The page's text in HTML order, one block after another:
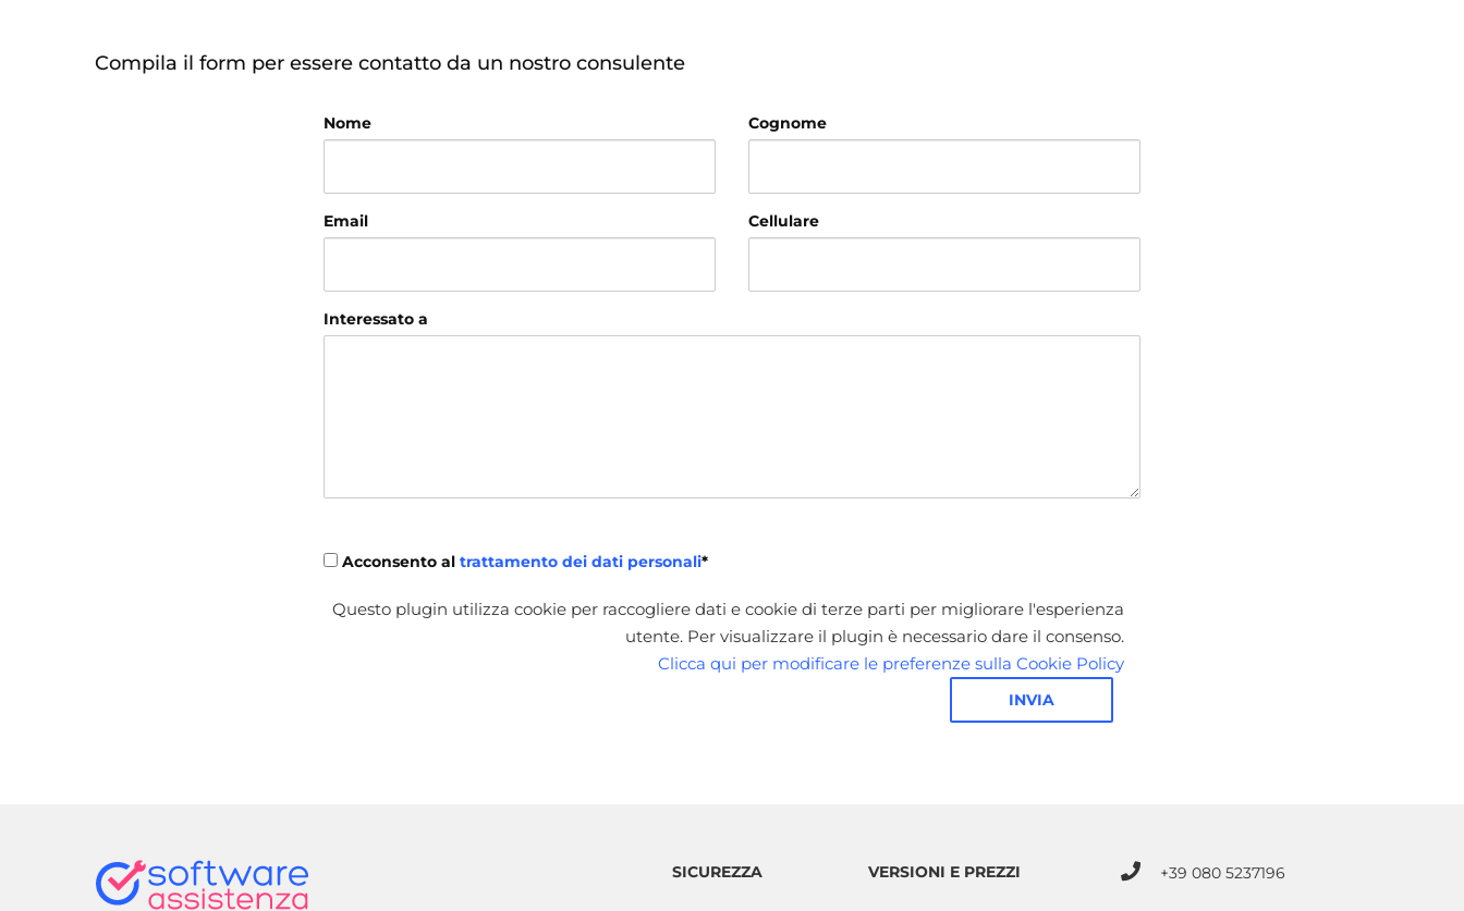
Compila il form per essere contatto da un nostro consulente
Nome Cognome
Email Cellulare
Interessato a
Acconsento al trattamento dei dati personali*
Questo plugin utilizza cookie per raccogliere dati e cookie di terze parti per migliorare l'esperienza
utente. Per visualizzare il plugin è necessario dare il consenso.
Clicca qui per modificare le preferenze sulla Cookie Policy
INVIA
SICUREZZA VERSIONI E PREZZI +39 080 5237196